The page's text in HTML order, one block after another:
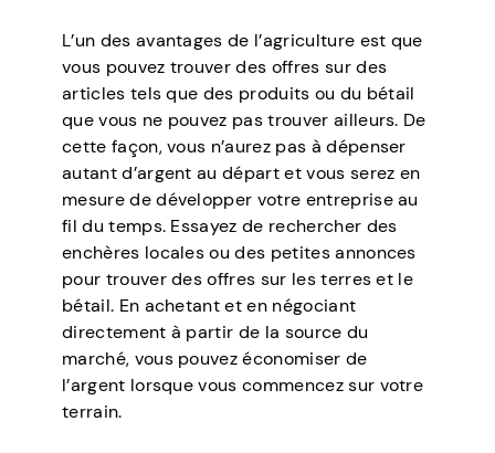
L’un des avantages de l’agriculture est que
vous pouvez trouver des offres sur des
articles tels que des produits ou du bétail
que vous ne pouvez pas trouver ailleurs. De
cette façon, vous n’aurez pas à dépenser
autant d’argent au départ et vous serez en
mesure de développer votre entreprise au
fil du temps. Essayez de rechercher des
enchères locales ou des petites annonces
pour trouver des offres sur les terres et le
bétail. En achetant et en négociant
directement à partir de la source du
marché, vous pouvez économiser de
l’argent lorsque vous commencez sur votre
terrain.